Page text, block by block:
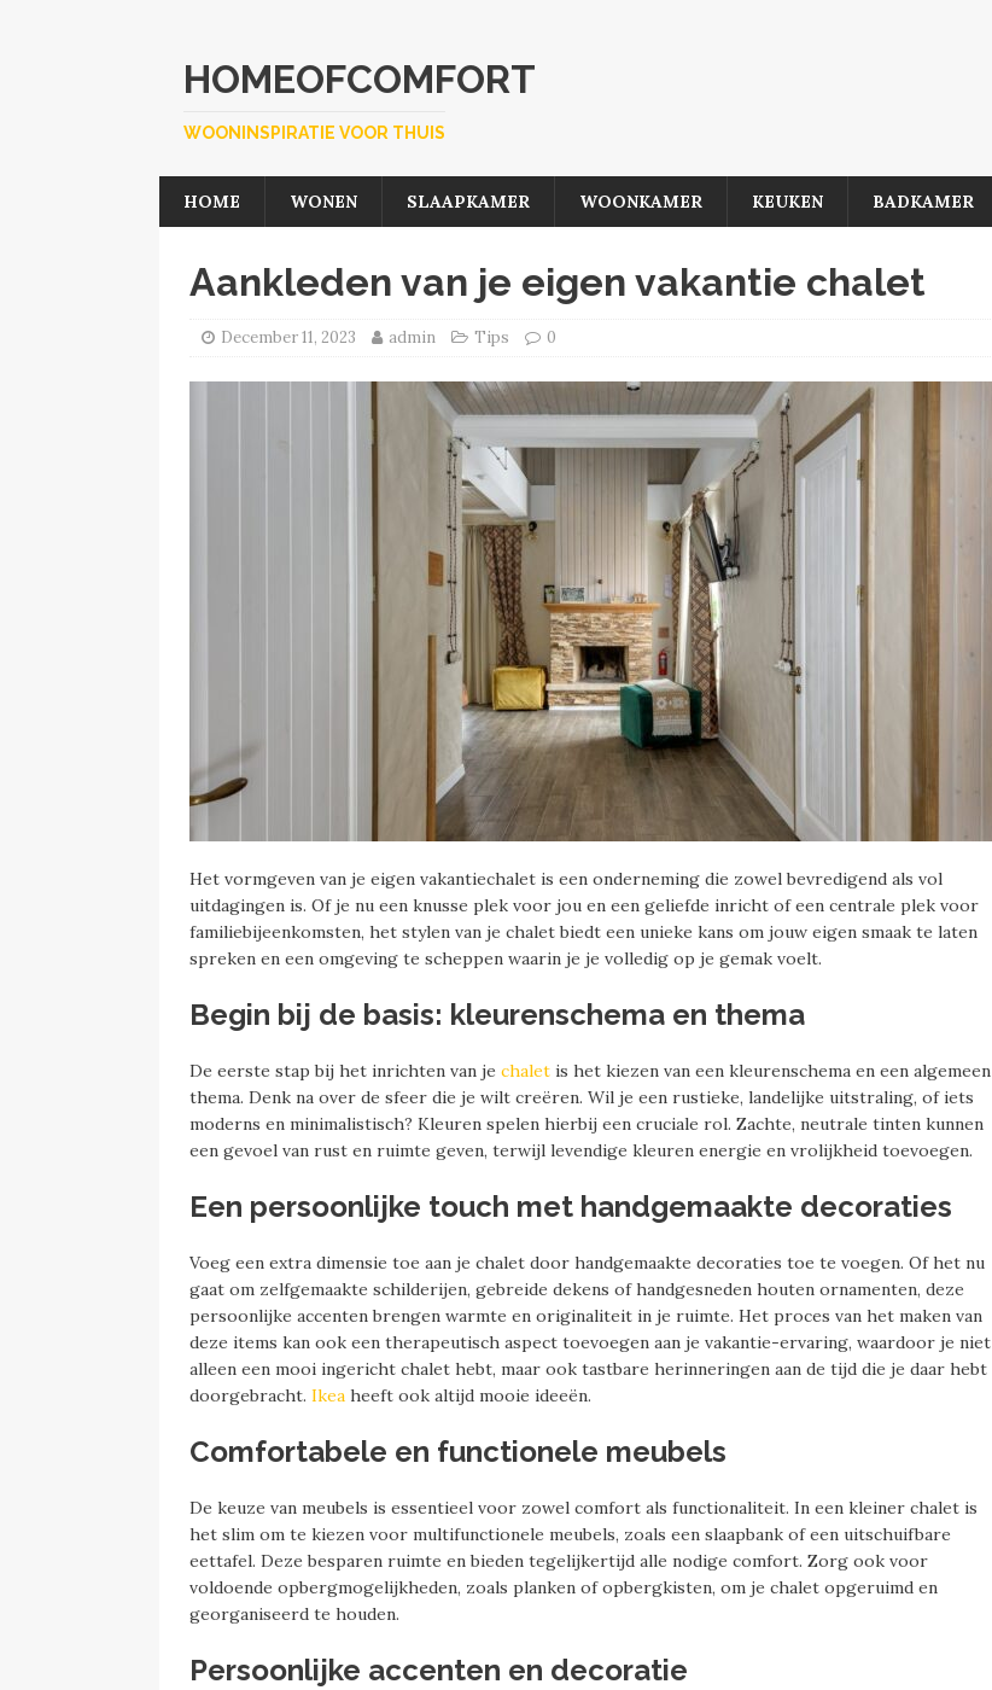
HOMEOFCOMFORT
WOONINSPIRATIE VOOR THUIS
HOME WONEN SLAAPKAMER WOONKAMER KEUKEN BADKAMER
Aankleden van je eigen vakantie chalet
December 11, 2023 admin Tips 0
Het vormgeven van je eigen vakantiechalet is een onderneming die zowel bevredigend als vol
uitdagingen is. Of je nu een knusse plek voor jou en een geliefde inricht of een centrale plek voor
familiebijeenkomsten, het stylen van je chalet biedt een unieke kans om jouw eigen smaak te laten
spreken en een omgeving te scheppen waarin je je volledig op je gemak voelt.
Begin bij de basis: kleurenschema en thema
De eerste stap bij het inrichten van je chalet is het kiezen van een kleurenschema en een algemeen
thema. Denk na over de sfeer die je wilt creëren. Wil je een rustieke, landelijke uitstraling, of iets
moderns en minimalistisch? Kleuren spelen hierbij een cruciale rol. Zachte, neutrale tinten kunnen
een gevoel van rust en ruimte geven, terwijl levendige kleuren energie en vrolijkheid toevoegen.
Een persoonlijke touch met handgemaakte decoraties
Voeg een extra dimensie toe aan je chalet door handgemaakte decoraties toe te voegen. Of het nu
gaat om zelfgemaakte schilderijen, gebreide dekens of handgesneden houten ornamenten, deze
persoonlijke accenten brengen warmte en originaliteit in je ruimte. Het proces van het maken van
deze items kan ook een therapeutisch aspect toevoegen aan je vakantie-ervaring, waardoor je niet
alleen een mooi ingericht chalet hebt, maar ook tastbare herinneringen aan de tijd die je daar hebt
doorgebracht. Ikea heeft ook altijd mooie ideeën.
Comfortabele en functionele meubels
De keuze van meubels is essentieel voor zowel comfort als functionaliteit. In een kleiner chalet is
het slim om te kiezen voor multifunctionele meubels, zoals een slaapbank of een uitschuifbare
eettafel. Deze besparen ruimte en bieden tegelijkertijd alle nodige comfort. Zorg ook voor
voldoende opbergmogelijkheden, zoals planken of opbergkisten, om je chalet opgeruimd en
georganiseerd te houden.
Persoonlijke accenten en decoratie